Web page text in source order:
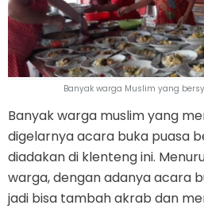
Banyak warga Muslim yang
Banyak warga muslim yang
digelarnya acara buka puasa
diadakan di klenteng ini.
warga, dengan adanya acara
jadi bisa tambah akrab dan